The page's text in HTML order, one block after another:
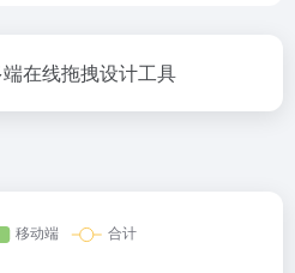
在线拖拽设计工具